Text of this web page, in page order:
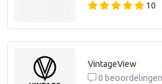
10
VintageView
0 beoordelingen